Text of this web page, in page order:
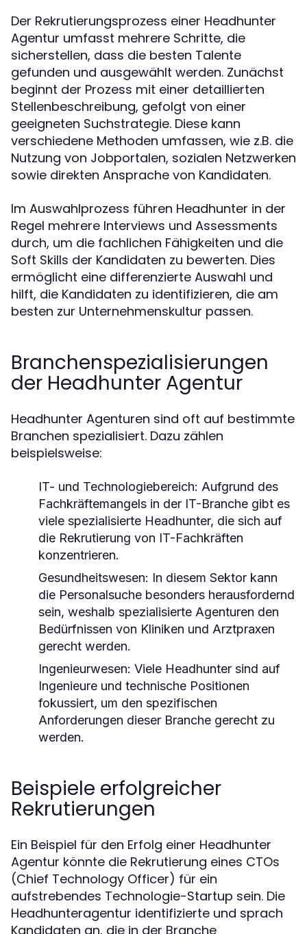
Der Rekrutierungsprozess einer Headhunter
Agentur umfasst mehrere Schritte, die
sicherstellen, dass die besten Talente
gefunden und ausgewählt werden. Zunächst
beginnt der Prozess mit einer detaillierten
Stellenbeschreibung, gefolgt von einer
geeigneten Suchstrategie. Diese kann
verschiedene Methoden umfassen, wie z.B. die
Nutzung von Jobportalen, sozialen Netzwerken
sowie direkten Ansprache von Kandidaten.
Im Auswahlprozess führen Headhunter in der
Regel mehrere Interviews und Assessments
durch, um die fachlichen Fähigkeiten und die
Soft Skills der Kandidaten zu bewerten. Dies
ermöglicht eine differenzierte Auswahl und
hilft, die Kandidaten zu identifizieren, die am
besten zur Unternehmenskultur passen.
Branchenspezialisierungen
der Headhunter Agentur
Headhunter Agenturen sind oft auf bestimmte
Branchen spezialisiert. Dazu zählen
beispielsweise:
IT- und Technologiebereich: Aufgrund des
Fachkräftemangels in der IT-Branche gibt es
viele spezialisierte Headhunter, die sich auf
die Rekrutierung von IT-Fachkräften
konzentrieren.
Gesundheitswesen: In diesem Sektor kann
die Personalsuche besonders herausfordernd
sein, weshalb spezialisierte Agenturen den
Bedürfnissen von Kliniken und Arztpraxen
gerecht werden.
Ingenieurwesen: Viele Headhunter sind auf
Ingenieure und technische Positionen
fokussiert, um den spezifischen
Anforderungen dieser Branche gerecht zu
werden.
Beispiele erfolgreicher
Rekrutierungen
Ein Beispiel für den Erfolg einer Headhunter
Agentur könnte die Rekrutierung eines CTOs
(Chief Technology Officer) für ein
aufstrebendes Technologie-Startup sein. Die
Headhunteragentur identifizierte und sprach
Kandidaten an, die in der Branche